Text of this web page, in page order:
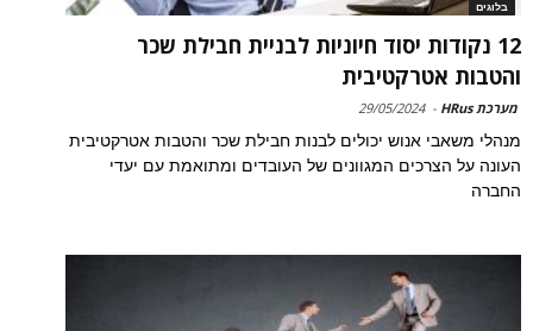
בלוגים
12 נקודות יסוד חיוניות לבניית חבילת שכר
והטבות אטרקטיבית
מערכת HRus -
29/05/2024
מנהלי משאבי אנוש יכולים לבנות חבילת שכר והטבות אטרקטיבית
העונה על הצרכים המגוונים של העובדים ומתואמת עם יעדי
החברה